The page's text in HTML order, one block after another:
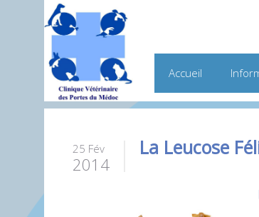
Accueil
25 Fév
2014
La Leucose